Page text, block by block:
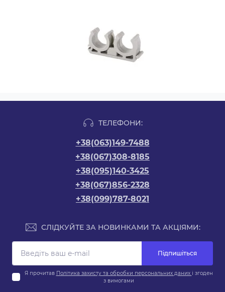
ТЕЛЕФОНИ:
+38(063)149-7488
+38(067)308-8185
+38(095)140-3425
+38(067)856-2328
+38(099)787-8021
СЛІДКУЙТЕ ЗА НОВИНКАМИ ТА АКЦІЯМИ:
Підпишіться
Я прочитав Політика захисту та обробки персональних даних і згоден
з вимогами